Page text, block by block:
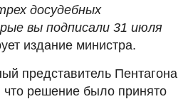
досудебных
вы подписали 31 июля
издание министра.
представитель Пентагона
решение было принято